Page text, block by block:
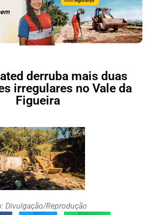
derruba mais duas
irregulares no Vale da
Figueira
Divulgação/Reprodução